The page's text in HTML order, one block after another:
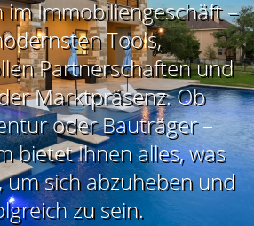
Immobiliengeschäft –
Tools,
Partnerschaften und
Marktpräsenz. Ob
oder Bauträger –
bietet Ihnen alles, was
um sich abzuheben und
zu sein.